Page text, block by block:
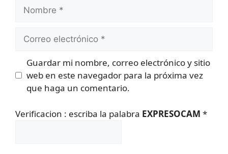
Nombre
Correo
Guardar mi nombre, correo electrónico y sitio
web en este navegador para la próxima vez
que haga un comentario.
Verificacion : escriba la palabra EXPRESOCAM *